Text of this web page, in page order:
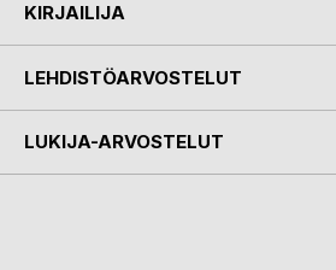
KIRJAILIJA
LEHDISTÖARVOSTELUT
LUKIJA-ARVOSTELUT